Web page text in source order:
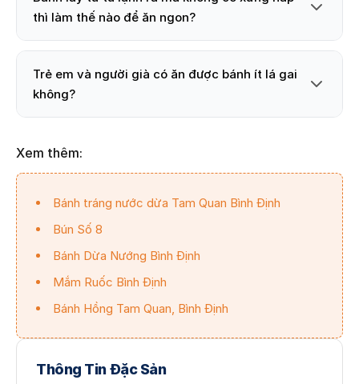
thì làm thế nào để ăn ngon?
Trẻ em và người già có ăn được bánh ít lá gai
không?
Xem thêm:
Bánh tráng nước dừa Tam Quan Bình Định
Bún Số 8
Bánh Dừa Nướng Bình Định
Mắm Ruốc Bình Định
Bánh Hồng Tam Quan, Bình Định
Thông Tin Đặc Sản